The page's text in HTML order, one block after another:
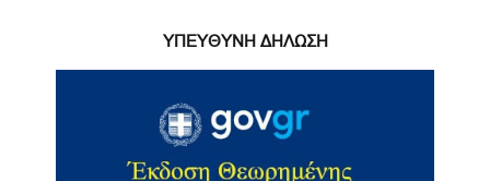
ΥΠΕΥΘΥΝΗ ΔΗΛΩΣΗ